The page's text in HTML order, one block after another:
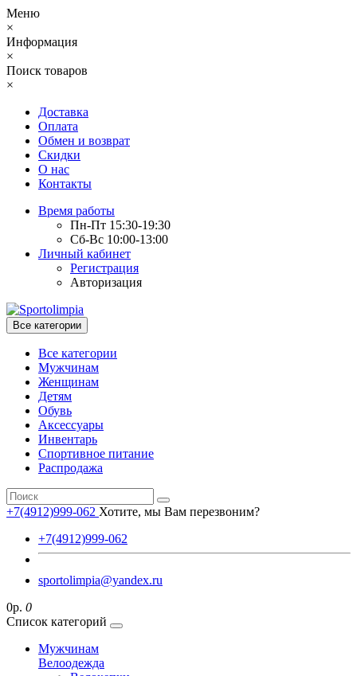
Меню
×
Информация
×
Поиск товаров
×
Доставка
Оплата
Обмен и возврат
Скидки
О нас
Контакты
Время работы
Пн-Пт 15:30-19:30
Сб-Вс 10:00-13:00
Личный кабинет
Регистрация
Авторизация
Все категории
Все категории
Мужчинам
Женщинам
Детям
Обувь
Аксессуары
Инвентарь
Спортивное питание
Распродажа
+7(4912)999-062 Хотите, мы Вам перезвоним?
+7(4912)999-062
sportolimpia@yandex.ru
0р. 0
Список категорий
Мужчинам
Велоодежда